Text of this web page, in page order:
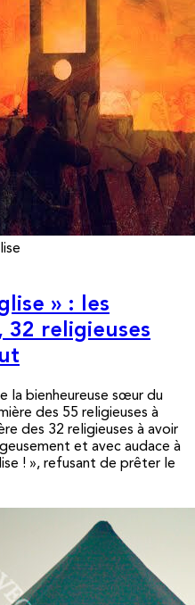
» : les
32 religieuses
la bienheureuse sœur du
des 55 religieuses à
des 32 religieuses à avoir
et avec audace à
! », refusant de prêter le